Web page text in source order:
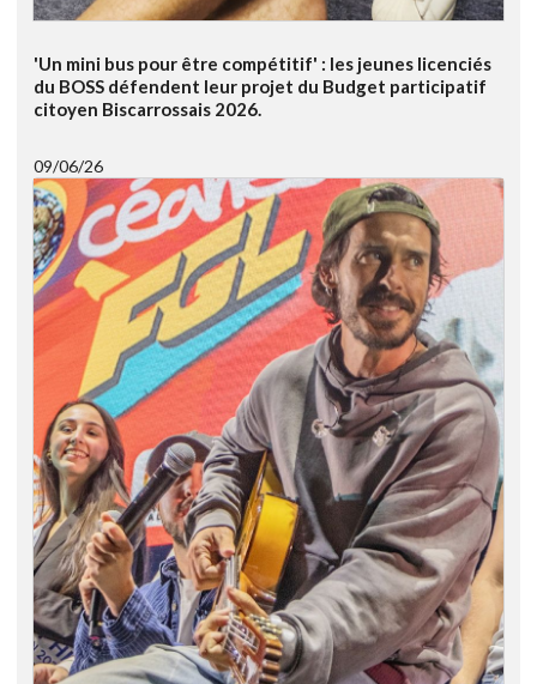
'Un mini bus pour être compétitif' : les jeunes licenciés
du BOSS défendent leur projet du Budget participatif
citoyen Biscarrossais 2026.
09/06/26